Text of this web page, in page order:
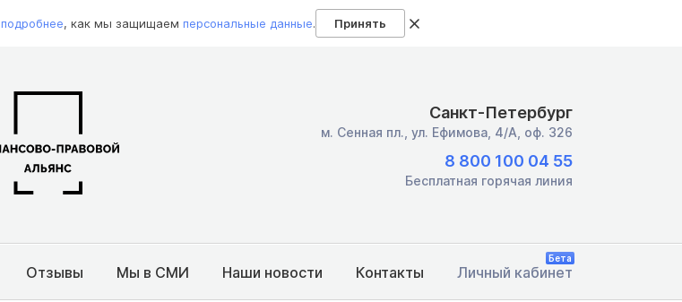
подробнее, как мы защищаем персональные данные. Принять
Санкт-Петербург
м. Сенная пл., ул. Ефимова, 4/А, оф. 326
8 800 100 04 55
Бесплатная горячая линия
Отзывы Мы в СМИ Наши новости Контакты Личный кабинет
Бета